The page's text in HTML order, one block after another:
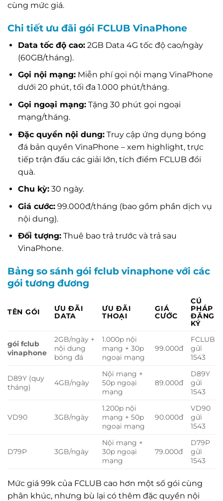
cùng mức giá.
Chi tiết ưu đãi gói FCLUB VinaPhone
Data tốc độ cao:2GB Data 4G tốc độ cao/ngày
(60GB/tháng).
Gọi nội mạng:Miễn phí gọi nội mạng VinaPhone
dưới 20 phút, tối đa 1.000 phút/tháng.
Gọi ngoại mạng:Tặng 30 phút gọi ngoại
mạng/tháng.
Đặc quyền nội dung:Truy cập ứng dụng bóng
đá bản quyền VinaPhone – xem highlight, trực
tiếp trận đấu các giải lớn, tích điểm FCLUB đổi
quà.
Chu kỳ:30 ngày.
Giá cước:99.000đ/tháng (bao gồm phần dịch vụ
nội dung).
Đối tượng:Thuê bao trả trước và trả sau
VinaPhone.
Bảng so sánh gói fclub vinaphone với các
gói tương đương
TÊN GÓI
ƯU ĐÃI
DATA
ƯU ĐÃI
THOẠI
GIÁ
CƯỚC
CÚ
PHÁP
ĐĂNG
KÝ
gói fclub
vinaphone
2GB/ngày +
nội dung
bóng đá
1.000p nội
mạng + 30p
ngoại mạng
99.000đ
FCLUB
gửi
1543
D89Y (quy
tháng)
4GB/ngày
Nội mạng +
50p ngoại
mạng
89.000đ
D89Y
gửi
1543
VD90 3GB/ngày
1.200p nội
mạng + 50p
ngoại mạng
90.000đ
VD90
gửi
1543
D79P 3GB/ngày
Nội mạng +
30p ngoại
mạng
79.000đ
D79P
gửi
1543
Mức giá 99k của FCLUB cao hơn một số gói cùng
phân khúc, nhưng bù lại có thêm đặc quyền nội